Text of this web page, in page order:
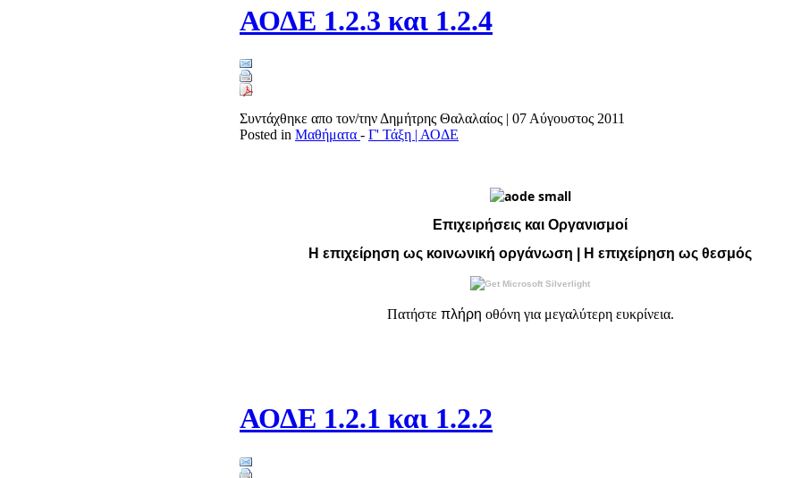
ΑΟΔΕ 1.2.3 και 1.2.4
Συντάχθηκε απο τον/την Δημήτρης Θαλαλαίος | 07 Αύγουστος 2011
Posted in Μαθήματα - Γ' Τάξη | ΑΟΔΕ
Επιχειρήσεις και Οργανισμοί
Η επιχείρηση ως κοινωνική οργάνωση | Η επιχείρηση ως θεσμός
Πατήστε πλήρη οθόνη για μεγαλύτερη ευκρίνεια.
ΑΟΔΕ 1.2.1 και 1.2.2